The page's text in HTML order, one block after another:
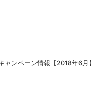
ャンペーン情報【2018年6月】